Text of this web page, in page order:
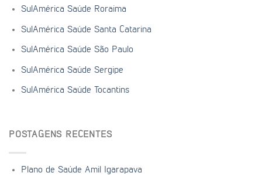
SulAmérica Saúde Roraima
SulAmérica Saúde Santa Catarina
SulAmérica Saúde São Paulo
SulAmérica Saúde Sergipe
SulAmérica Saúde Tocantins
POSTAGENS RECENTES
Plano de Saúde Amil Igarapava